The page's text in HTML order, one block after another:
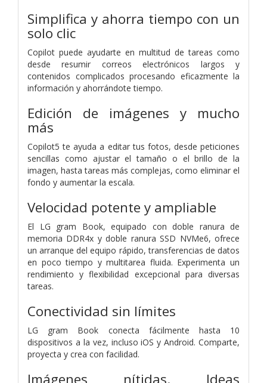
Simplifica y ahorra tiempo con un
solo clic
Copilot puede ayudarte en multitud de tareas como
desde resumir correos electrónicos largos y
contenidos complicados procesando eficazmente la
información y ahorrándote tiempo.
Edición de imágenes y mucho
más
Copilot5 te ayuda a editar tus fotos, desde peticiones
sencillas como ajustar el tamaño o el brillo de la
imagen, hasta tareas más complejas, como eliminar el
fondo y aumentar la escala.
Velocidad potente y ampliable
El LG gram Book, equipado con doble ranura de
memoria DDR4x y doble ranura SSD NVMe6, ofrece
un arranque del equipo rápido, transferencias de datos
en poco tiempo y multitarea fluida. Experimenta un
rendimiento y flexibilidad excepcional para diversas
tareas.
Conectividad sin límites
LG gram Book conecta fácilmente hasta 10
dispositivos a la vez, incluso iOS y Android. Comparte,
proyecta y crea con facilidad.
Imágenes nítidas. Ideas